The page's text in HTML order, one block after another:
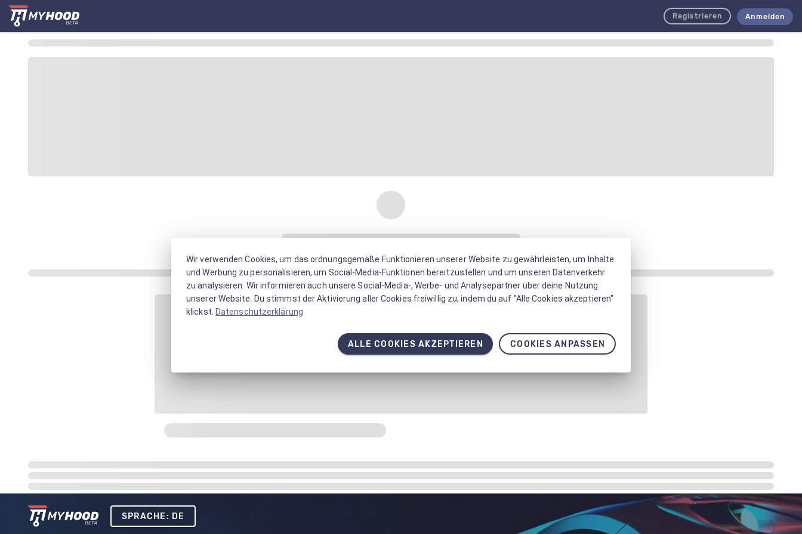
Registrieren Anmelden
SPRACHE: DE
Wir verwenden Cookies, um das ordnungsgemäße Funktionieren unserer Website zu gewährleisten, um Inhalte
und Werbung zu personalisieren, um Social-Media-Funktionen bereitzustellen und um unseren Datenverkehr
zu analysieren. Wir informieren auch unsere Social-Media-, Werbe- und Analysepartner über deine Nutzung
unserer Website. Du stimmst der Aktivierung aller Cookies freiwillig zu, indem du auf "Alle Cookies akzeptieren"
klickst. Datenschutzerklärung
ALLE COOKIES AKZEPTIEREN COOKIES ANPASSEN